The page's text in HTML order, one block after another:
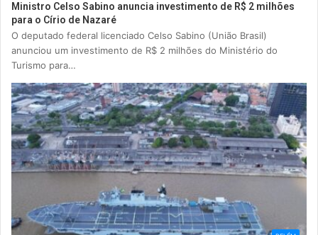
Ministro Celso Sabino anuncia investimento de R$ 2 milhões
para o Círio de Nazaré
O deputado federal licenciado Celso Sabino (União Brasil)
anunciou um investimento de R$ 2 milhões do Ministério do
Turismo para…